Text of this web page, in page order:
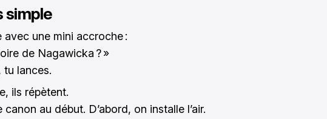
simple
avec une mini accroche :
de Nagawicka ? »
tu lances.
ils répètent.
canon au début. D’abord, on installe l’air.